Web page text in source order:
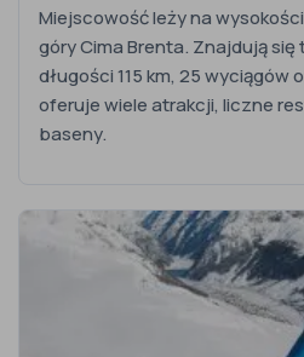
Miejscowość leży na
góry Cima Brenta. Znajdują się
długości 115 km, 25 wyciągów
oferuje wiele atrakcji, liczne
baseny.